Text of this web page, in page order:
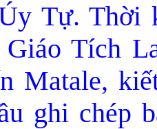
Tự. Thời
Tích
Matale,
ghi chép